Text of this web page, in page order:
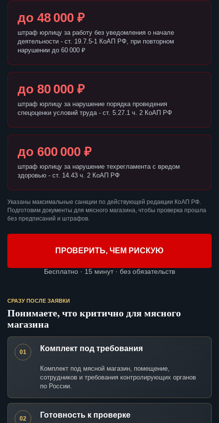
до 48 000 ₽
штраф юрлицу за работу без уведомления о начале
деятельности - ст. 19.7.5-1 КоАП РФ, при повторном
нарушении до 60 000 ₽
до 80 000 ₽
штраф юрлицу за нарушение порядка проведения
спецоценки условий труда - ст. 5.27.1 ч. 2 КоАП РФ
до 600 000 ₽
штраф юрлицу за нарушение техрегламента с вредом
здоровью - ст. 14.43 ч. 2 КоАП РФ
Указаны максимальные санкции по действующей редакции КоАП РФ.
Подготовим документы для мясного магазина, чтобы проверка прошла
без предписаний и штрафов.
ПРОВЕРИТЬ, ЧЕМ РИСКУЮ
Бесплатно · 15 минут · без обязательств
СРАЗУ ПОСЛЕ ЗАЯВКИ
Понимаете, что критично для мясного
магазина
01 Комплект под требования
Комплект под мясной магазин, помещение,
сотрудников и требования контролирующих органов
по России.
02 Готовность к проверке